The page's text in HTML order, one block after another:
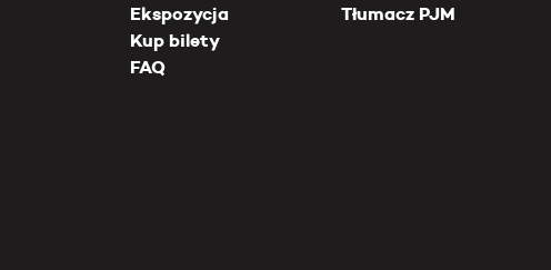
Ekspozycja
Kup bilety
FAQ
Tłumacz PJM